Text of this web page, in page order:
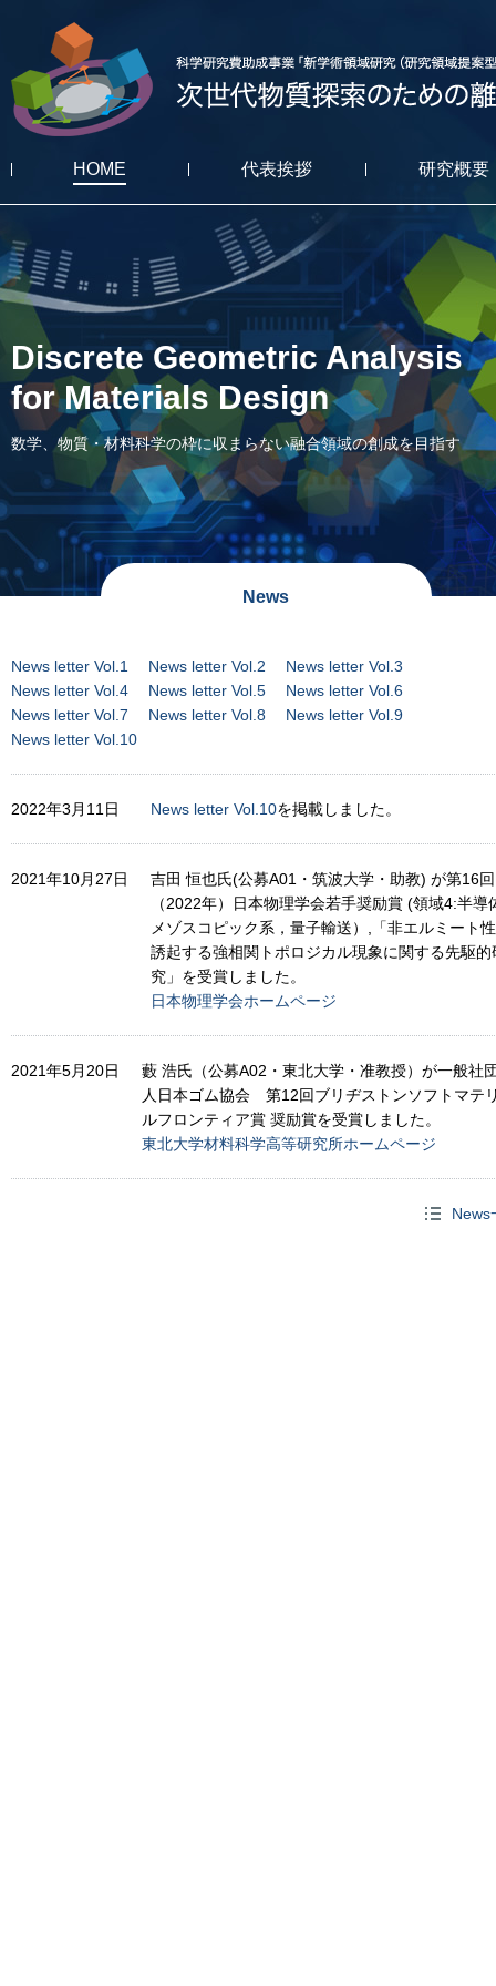
HOME 代表挨拶 研究概要
Discrete Geometric Analysis
for Materials Design
数学、物質・材料科学の枠に収まらない融合領域の創成を目指す
News
News letter Vol.1 News letter Vol.2
News letter Vol.3
News letter Vol.4
News letter Vol.5
News letter Vol.6
News letter Vol.7
News letter Vol.8
News letter Vol.9
News letter Vol.10
2022年3月11日 News letter Vol.10を掲載しました。
2021年10月27日
吉田 恒也氏(公募A01・筑波大学・助教) が第16回
（2022年）日本物理学会若手奨励賞 (領域4:半導
メゾスコピック系，量子輸送）,「非エルミート
誘起する強相関トポロジカル現象に関する先駆的
究」を受賞しました。
日本物理学会ホームページ
2021年5月20日
藪 浩氏（公募A02・東北大学・准教授）が一般社
人日本ゴム協会 第12回ブリヂストンソフトマテ
ルフロンティア賞 奨励賞を受賞しました。
東北大学材料科学高等研究所ホームページ
News